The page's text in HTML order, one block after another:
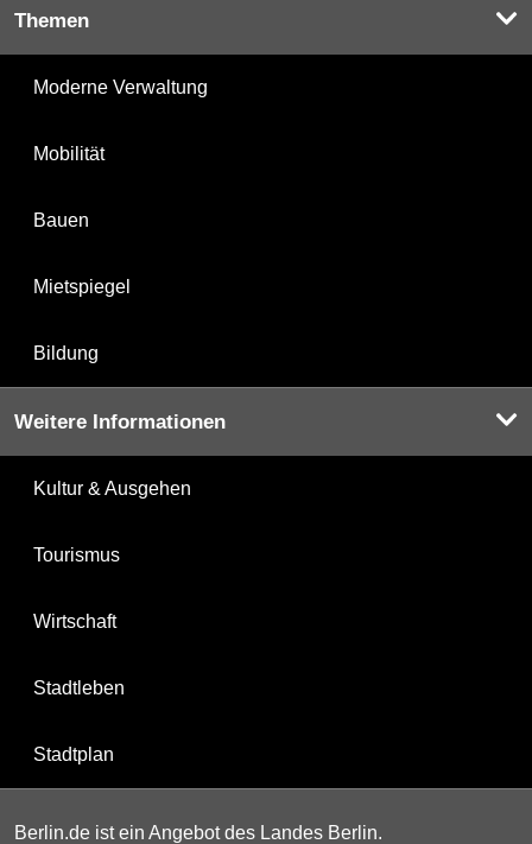
Themen
Moderne Verwaltung
Mobilität
Bauen
Mietspiegel
Bildung
Weitere Informationen
Kultur & Ausgehen
Tourismus
Wirtschaft
Stadtleben
Stadtplan
Berlin.de ist ein Angebot des Landes Berlin.